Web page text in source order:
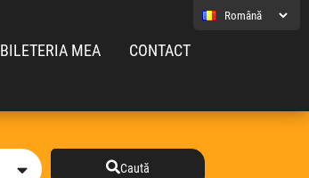
BILETERIA MEA CONTACT
Caută